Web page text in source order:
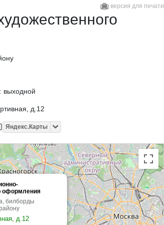
версия для печати
выходной
д.12
Яндекс.Карты
оформления
билборды
д.12